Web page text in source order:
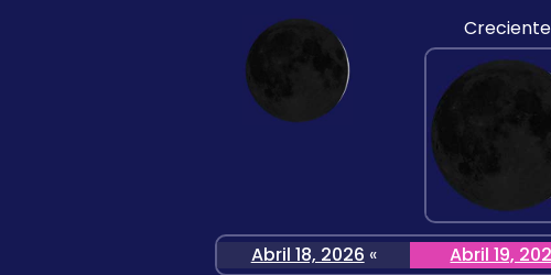
Creciente
Abril 18, 2026 « Abril 19,